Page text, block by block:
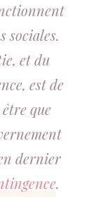
sociales.
et du
est de
que
dernier
.